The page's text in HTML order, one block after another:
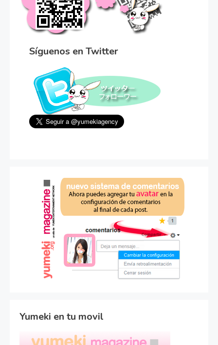
Síguenos en Twitter
Yumeki en tu movil